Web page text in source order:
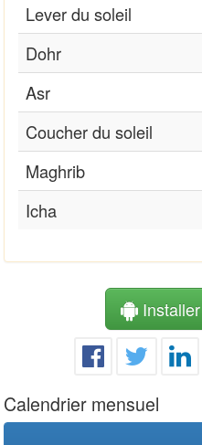
Lever du soleil
Dohr
Asr
Coucher du soleil
Maghrib
Icha
Installer
Calendrier mensuel